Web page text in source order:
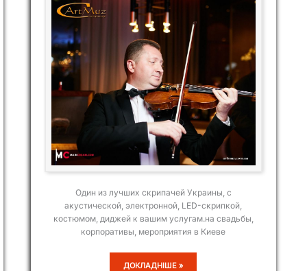
Один из лучших скрипачей Украины, с
акустической, электронной, LED-скрипкой,
костюмом, диджей к вашим услугам.на свадьбы,
корпоративы, мероприятия в Киеве
ИГОРЬ
ДОКЛАДНІШЕ »